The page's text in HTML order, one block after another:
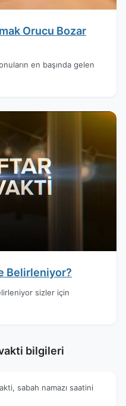
Orucu Bozar
en başında gelen
Belirleniyor?
sizler için
bilgileri
sabah namazı saatini